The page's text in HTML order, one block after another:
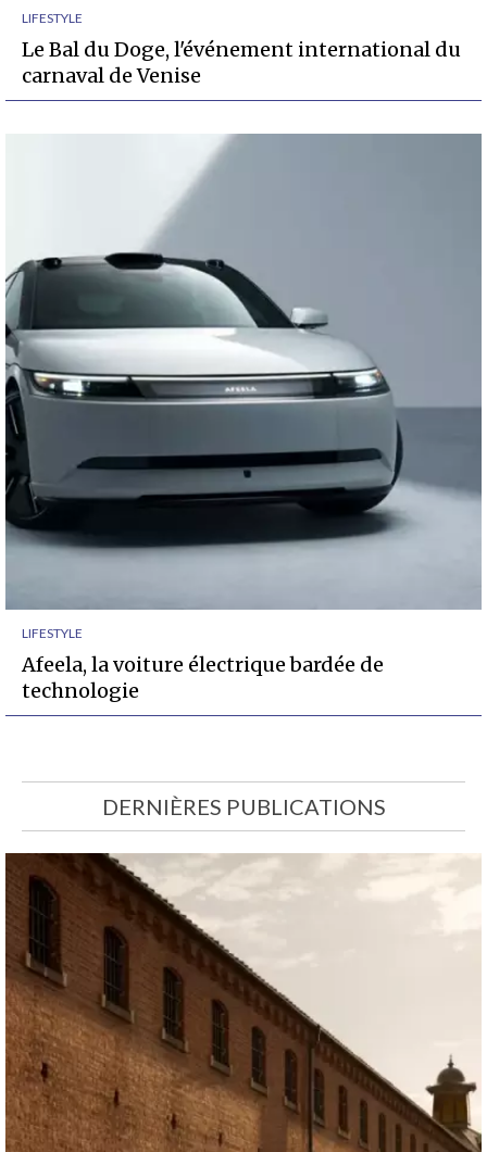
LIFESTYLE
Le Bal du Doge, l'événement international du
carnaval de Venise
LIFESTYLE
Afeela, la voiture électrique bardée de
technologie
DERNIÈRES PUBLICATIONS